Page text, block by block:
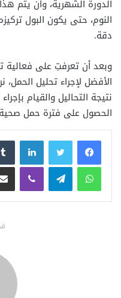
الدورة الشهرية، وأن يتم
النوم، حتى يكون البول
دقة.
وبعد أن تعرفتِ على فعالية
الأفضل لإجراء تحليل
نتيجة التحاليل والقيام
الحصول على فترة حمل
فيسبوكتويتر
واتساب تيلقرام ڤايبر